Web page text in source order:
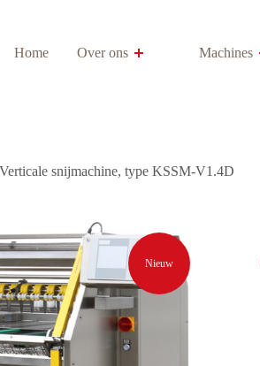
Home Over ons Machines
snijmachine, type KSSM-V1.4D
Nieuw